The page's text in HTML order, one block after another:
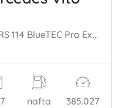
9 PERS 114 BlueTEC Pro Extra Lang EURO 6
nafta 385.027